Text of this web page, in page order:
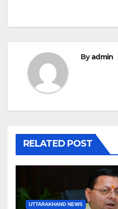
Byadmin
RELATED POST
UTTARAKHAND NEWS